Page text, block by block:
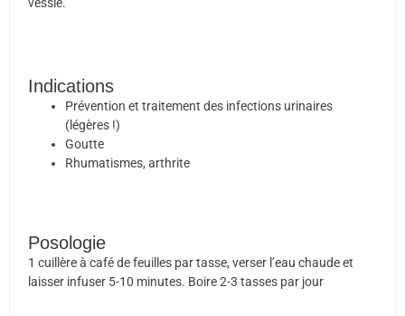
Indications
Prévention et traitement des infections urinaires
(légères !)
Goutte
Rhumatismes, arthrite
Posologie
1 cuillère à café de feuilles par tasse, verser l’eau chaude et
laisser infuser 5-10 minutes. Boire 2-3 tasses par jour